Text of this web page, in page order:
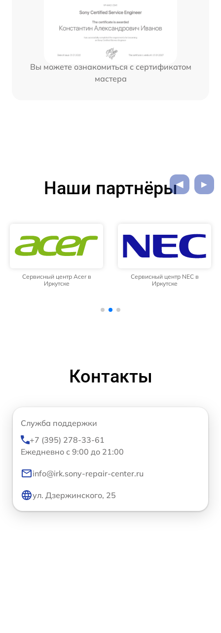
Вы можете ознакомиться с сертификатом
мастера
Наши партнёры
Сервисный центр Acer в
Иркутске
Сервисный центр NEC в
Иркутске
Контакты
Служба поддержки
+7 (395) 278-33-61
Ежедневно с 9:00 до 21:00
info@irk.sony-repair-center.ru
ул. Дзержинского, 25